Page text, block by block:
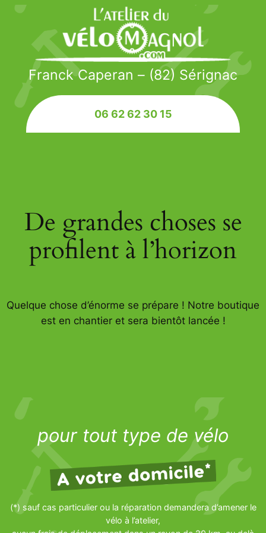
Franck Caperan – (82) Sérignac
06 62 62 30 15
De grandes choses se
profilent à l’horizon
Quelque chose d’énorme se prépare ! Notre boutique
est en chantier et sera bientôt lancée !
pour tout type de vélo
(*) sauf cas particulier ou la réparation demandera d’amener le
vélo à l’atelier,